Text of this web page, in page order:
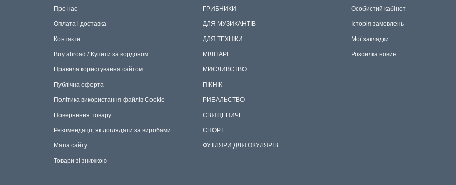
Про нас
Оплата і доставка
Контакти
Buy abroad / Купити за кордоном
Правила користування сайтом
Публічна оферта
Політика використання файлів Cookie
Повернення товару
Рекомендації, як доглядати за виробами
Мапа сайту
Товари зі знижкою
ГРИБНИКИ
ДЛЯ МУЗИКАНТІВ
ДЛЯ ТЕХНІКИ
МІЛІТАРІ
МИСЛИВСТВО
ПІКНІК
РИБАЛЬСТВО
СВЯЩЕНИЧЕ
СПОРТ
ФУТЛЯРИ ДЛЯ ОКУЛЯРІВ
Особистий кабінет
Історія замовлень
Мої закладки
Розсилка новин